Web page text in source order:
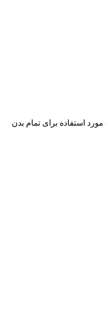
استفاده برای تمام بدن